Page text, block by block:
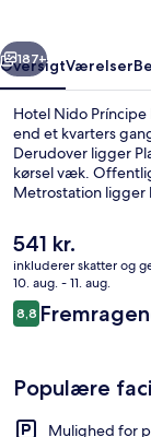
Næste
187+
OversigtVærelser
Hotel Nido
end et kvarters
Derudover ligger
kørsel væk.
Metrostation ligger
Den
nuværende
pris
er
541 kr.
541 kr.
inkluderer skatter og
10. aug. - 11. aug.
Anmeldelser
8,88,8 ud af 10.
Populære
Mulighed for